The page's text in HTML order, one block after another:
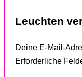
Leuchten
Deine E-Mail-
Erforderliche